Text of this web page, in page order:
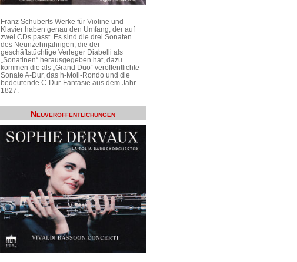
Franz Schuberts Werke für Violine und
Klavier haben genau den Umfang, der auf
zwei CDs passt. Es sind die drei Sonaten
des Neunzehnjährigen, die der
geschäftstüchtige Verleger Diabelli als
„Sonatinen“ herausgegeben hat, dazu
kommen die als „Grand Duo“ veröffentlichte
Sonate A-Dur, das h-Moll-Rondo und die
bedeutende C-Dur-Fantasie aus dem Jahr
1827.
Neuveröffentlichungen